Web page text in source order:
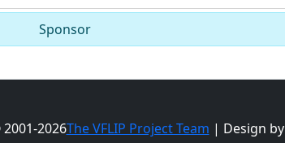
Sponsor
2026The VFLIP Project Team | Design by